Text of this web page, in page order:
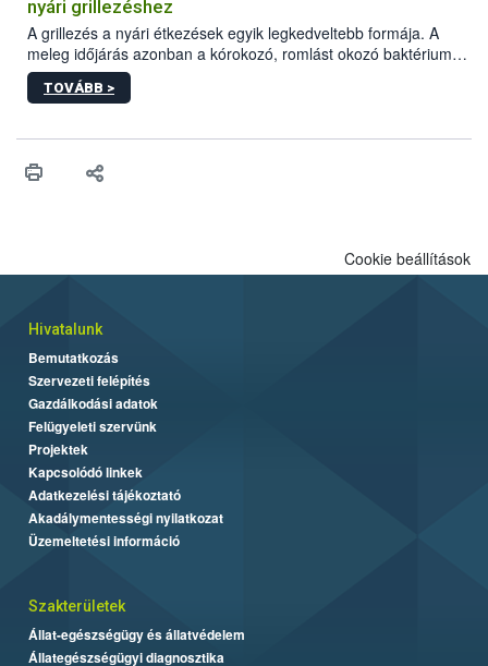
engedélyezett.
nyári grillezéshez
A grillezés a nyári étkezések egyik legkedveltebb formája. A
meleg időjárás azonban a kórokozó, romlást okozó baktériumok
gyorsabb szaporodásának is kedvez. A szabadtéri sütögetés
ezért nem csupán a megfelelő sütési technikáról szól: legalább
higiéniai szabályok betartása, a megfelelő hőkezelés, valamint a
biztonsági Hivatal (Nébih) Oktatási Programja összegyűjtötte a
TOVÁBB >
Cookie beállítások
Hivatalunk
Bemutatkozás
Szervezeti felépítés
Gazdálkodási adatok
Felügyeleti szervünk
Projektek
Kapcsolódó linkek
Adatkezelési tájékoztató
Akadálymentességi nyilatkozat
Üzemeltetési információ
Szakterületek
Állat-egészségügy és állatvédelem
Állategészségügyi diagnosztika